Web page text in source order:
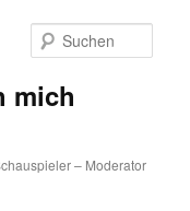
mich
– Moderator